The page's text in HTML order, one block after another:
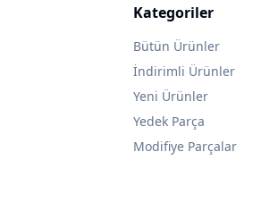
Kategoriler
Bütün Ürünler
İndirimli Ürünler
Yeni Ürünler
Yedek Parça
Modifiye Parçalar